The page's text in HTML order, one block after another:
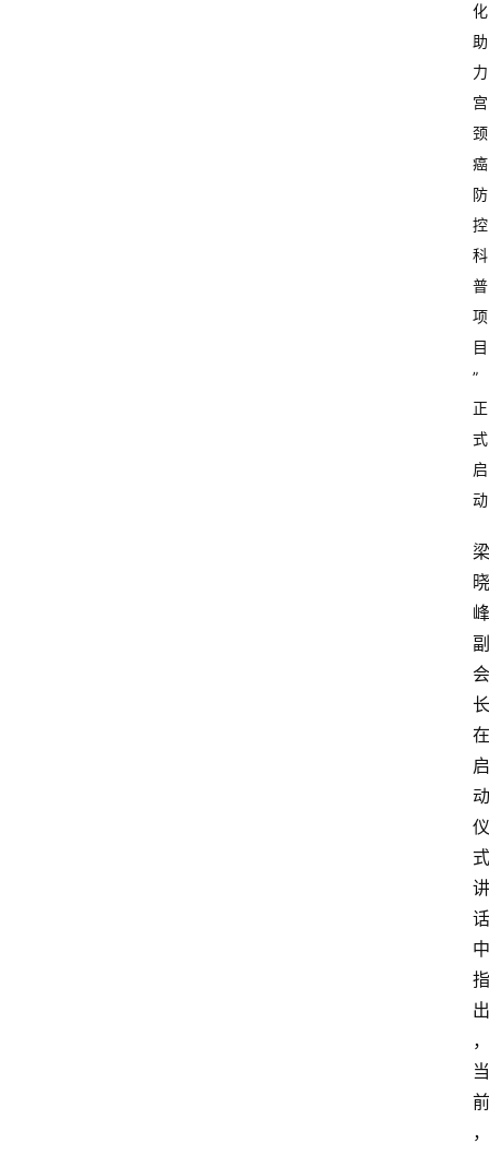
化
助
力
宫
颈
癌
防
控
科
普
项
目
”
正
式
启
动
梁
晓
峰
副
会
长
在
启
动
仪
式
讲
话
中
指
出
，
当
前
，